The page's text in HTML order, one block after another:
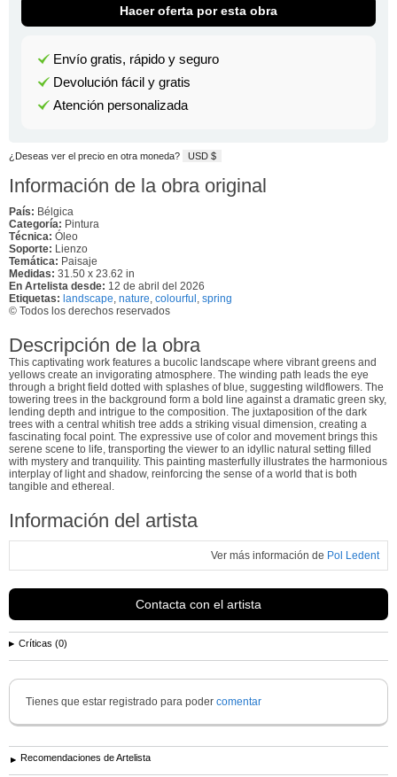
Hacer oferta por esta obra
Envío gratis, rápido y seguro
Devolución fácil y gratis
Atención personalizada
¿Deseas ver el precio en otra moneda? USD $
Información de la obra original
País: Bélgica
Categoría: Pintura
Técnica: Óleo
Soporte: Lienzo
Temática: Paisaje
Medidas: 31.50 x 23.62 in
En Artelista desde: 12 de abril del 2026
Etiquetas: landscape nature colourful spring
© Todos los derechos reservados
Descripción de la obra
This captivating work features a bucolic landscape where vibrant greens and
yellows create an invigorating atmosphere. The winding path leads the eye
through a bright field dotted with splashes of blue, suggesting wildflowers. The
towering trees in the background form a bold line against a dramatic green sky,
lending depth and intrigue to the composition. The juxtaposition of the dark
trees with a central whitish tree adds a striking visual dimension, creating a
fascinating focal point. The expressive use of color and movement brings this
serene scene to life, transporting the viewer to an idyllic natural setting filled
with mystery and tranquility. This painting masterfully illustrates the harmonious
interplay of light and shadow, reinforcing the sense of a world that is both
tangible and ethereal.
Información del artista
Ver más información de Pol Ledent
Contacta con el artista
Críticas (0)
Tienes que estar registrado para poder comentar
Recomendaciones de Artelista